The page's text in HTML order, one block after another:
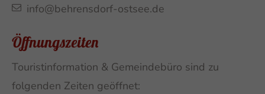
info@behrensdorf-ostsee.de
Öffnungszeiten
Touristinformation & Gemeindebüro sind zu
folgenden Zeiten geöffnet: